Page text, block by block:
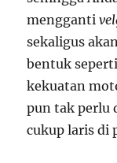
mengganti
sekaligus
bentuk
kekuatan
pun tak perlu
cukup laris di